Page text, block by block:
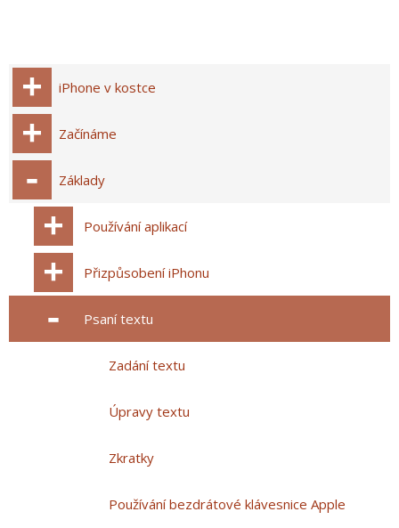
iPhone v kostce
Začínáme
Základy
Používání aplikací
Přizpůsobení iPhonu
Psaní textu
Zadání textu
Úpravy textu
Zkratky
Používání bezdrátové klávesnice Apple